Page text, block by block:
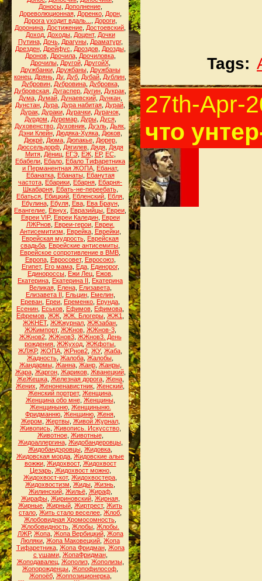
Доносы, Дополнение,
Дореволюционная, Доренко, Дорн,
Дорога уходит вдаль...
Дороги,
Доронина Достижение Достоевский
Доход, Доходы, Доцент, Дочки
Путина, Дочь, Драгуны, Драматург,
Дрезден, Дрейфус Дроздов, Дрозды,
Дронов, Дрочила, Дрочиловка,
Дрочилы, Другой, ДругойХ,
Дружбанки, Дружбаны, Дружбаны
конец Дрянь Ду, Дуб Дубай Дублин
Дубровин, Дубровина, Дубровка,
Дубровская Дугаспер Дугин Дукрак
Дума, Думай, Дунаевский, Дункан,
Дунстан Дура Дура набитая Дурай
Дурак, Дураки, Дурачки, Дурачок,
Дурдом
Дуремар, Дуры, Дуся,
Духовенство Духовник Дуэль Дьяк
Дэни Клейн, Дюдяка-Хуяка, Дюков,
Дюкрё, Дюма, Дюпакье, Дюрер,
Дюссельдорф, Дягилев, Дядя, Дядя
Митя, Дёниц, ЕГЭ, ЕЖ, ЕР, ЕС,
Ебабели Ебало Ебало Тифаретника
и Перманентная ЖОПА, Ебанат,
Ебанатка, Ебанаты, Ебанутая
частота Ебарики Ебарня Ебарня-
Шкабарня, Ебать-не-переебать,
Ебаться Ебицкий Ебленский Ебля
Ебулина, Ебуля, Ева, Ева Браун,
Евангелие Евнух Евразийцы Евреи
Евреи VIP, Евреи Каледин, Евреи
ЛЖРнов, Евреи-герои, Евреи.
Антисемитизм
Еврейка, Еврейки,
Еврейская мудрость Еврейская
свадьба Еврейские антисемиты
Еврейское сопротивление в ВМВ
Европа, Евросовет, Евросоюз,
Египет, Его мама, Еда, Единорог,
Единороссы Ежи Лец Ежов
Екатерина Екатерина II
Екатерина
Великая, Елена, Елизавета,
Елизавета II
Ельцин, Емелин,
Ереван Ереи Еременко Ерунда
Есенин Еськов Ефимов Ефимова
Ефремов ЖЖ ЖЖ. Блогеры ЖЖ1
ЖЖНЕТ, ЖЖжурнал ЖЖзабан
ЖЖимпорт, ЖЖнов, ЖЖнов-3,
ЖЖнов2, ЖЖнов3, ЖЖнов3. День
рождения ЖЖуход ЖЖфоты
ЖЛЖР, ЖОПА ЖРнов2 ЖУ, Жаба
Жадность Жалоба Жалобы
Жандармы, Жанна, Жанр, Жанры,
Жара, Жаргон, Жариков, Жванецкий,
ЖеЖешка, Железная дорога, Жена,
Жених Женоненавистник Женский
Женский портрет, Женщина,
Женщина обо мне, Женщины,
Женщиныню, Женщиныню.
Фридманню Женщиню Женя
Жером Жертвы, Живой Журнал,
Живопись, Живопись. Искусство,
Животное, Животные,
Жидоаллергина, Жидобандеровцы,
Жидобандэровцы Жидовка
Жидовская морда Жидовские алые
вожжи, Жидохвост, Жидохвост
Цезарь, Жидохвост можно,
Жидохвост-кот, Жидохвостера
Жидохвостизм Жиды Жизнь
Жилинский, Жильё, Жираф,
Жирафы, Жириновский, Жирная,
Жирные Жирный Жиртрест, Жить
стало Жить стало веселее Жлоб
Жлобовидная Хромосомность
Жлобовидность Жлобы Жлобы.
ЛЖР, Жопа, Жопа Вербицкий, Жопа
Люляки Жопа Маковецкий Жопа
Тифаретника, Жопа Фридман, Жопа
с ушами, ЖопаФридман,
Жоподавалец, Жополиз, Жополизы,
Жопорожденцы Жопофилософ
Жопоёб, Жоппозиционерка,
Tags:
27th-Apr-
что